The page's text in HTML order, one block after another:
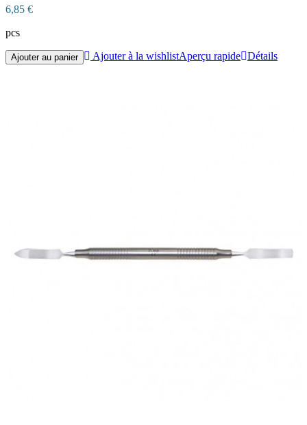
6,85 €
pcs
Ajouter au panier Ajouter à la wishlistAperçu rapide Détails